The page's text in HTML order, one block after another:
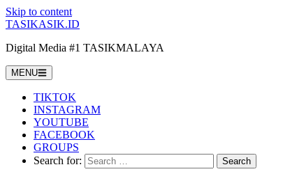
Skip to content
TASIKASIK.ID
Digital Media #1 TASIKMALAYA
MENU
TIKTOK
INSTAGRAM
YOUTUBE
FACEBOOK
GROUPS
Search for: